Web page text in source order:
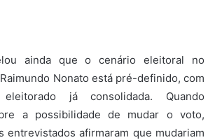
ainda que o cenário eleitoral no
Nonato está pré-definido, com
já consolidada. Quando
a possibilidade de mudar o voto,
entrevistados afirmaram que mudariam